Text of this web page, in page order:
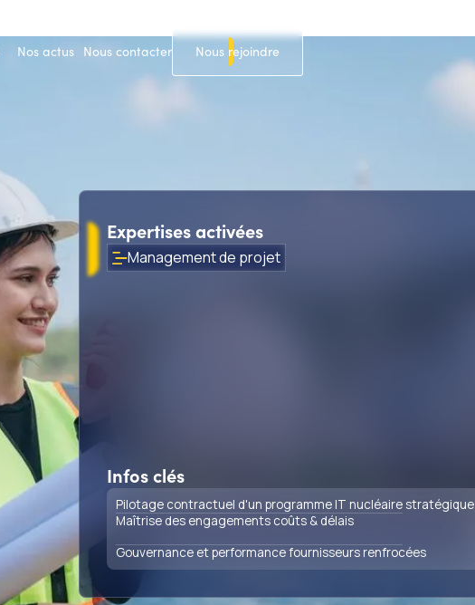
Nos actus Nous contacter Nous rejoindre
Expertises activées
Management de projet
Infos clés
Pilotage contractuel d'un programme IT nucléaire stratégique
Maîtrise des engagements coûts & délais
Gouvernance et performance fournisseurs renfrocées